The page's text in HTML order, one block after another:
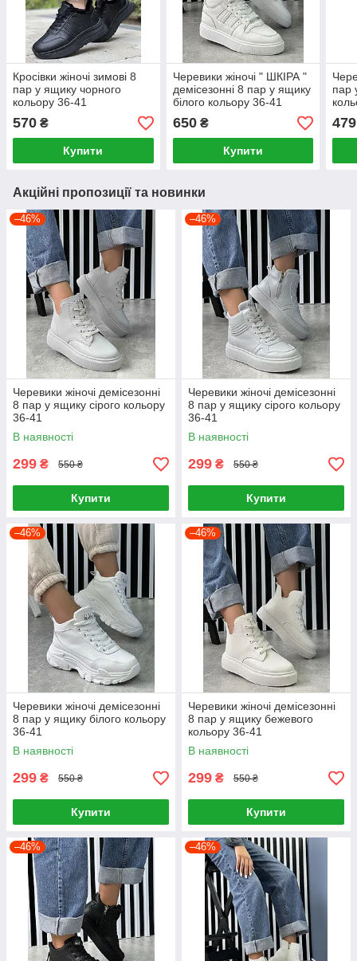
Кросівки жіночі зимові 8
пар у ящику чорного
кольору 36-41
570 ₴
Купити
Черевики жіночі " ШКІРА "
демісезонні 8 пар у ящику
білого кольору 36-41
650₴
Купити
пар
479
Акційні пропозиції та новинки
–46%
Черевики жіночі демісезонні
8 пар у ящику сірого кольору
36-41
В наявності
299 ₴ 550 ₴
Купити
–46%
Черевики жіночі демісезонні
8 пар у ящику сірого кольору
36-41
В наявності
299 ₴ 550 ₴
Купити
–46%
Черевики жіночі демісезонні
8 пар у ящику білого кольору
36-41
В наявності
299 ₴ 550 ₴
Купити
–46%
Черевики жіночі демісезонні
8 пар у ящику бежевого
кольору 36-41
В наявності
299 ₴ 550 ₴
Купити
–46% –46%